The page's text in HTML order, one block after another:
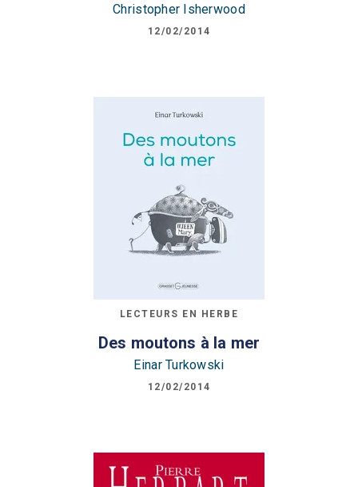
Christopher Isherwood
12/02/2014
LECTEURS EN HERBE
Des moutons à la mer
Einar Turkowski
12/02/2014